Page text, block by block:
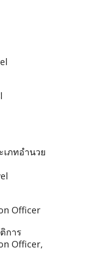
เภทอำนวย
Officer
การ
Officer,